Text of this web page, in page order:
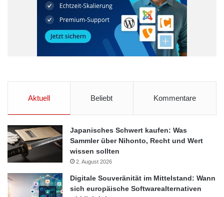
Aktuell Beliebt Kommentare
Japanisches Schwert kaufen: Was
Sammler über Nihonto, Recht und Wert
wissen sollten
2. August 2026
Digitale Souveränität im Mittelstand: Wann
sich europäische Softwarealternativen